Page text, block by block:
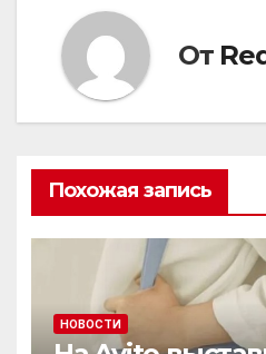
От
Похожая запись
НОВОСТИ